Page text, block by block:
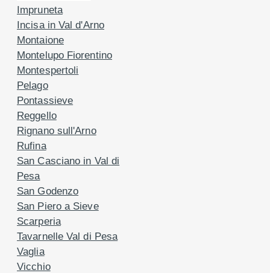
Impruneta
Incisa in Val d'Arno
Montaione
Montelupo Fiorentino
Montespertoli
Pelago
Pontassieve
Reggello
Rignano sull'Arno
Rufina
San Casciano in Val di
Pesa
San Godenzo
San Piero a Sieve
Scarperia
Tavarnelle Val di Pesa
Vaglia
Vicchio